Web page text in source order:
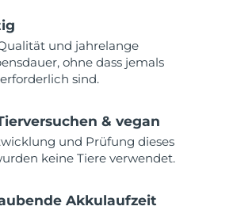
und jahrelange
ohne dass jemals
sind.
& vegan
und Prüfung dieses
keine Tiere verwendet.
Akkulaufzeit